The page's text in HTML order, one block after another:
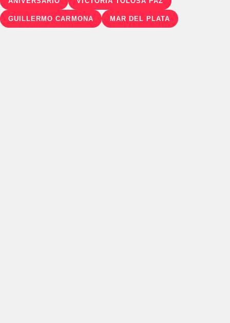
GUILLERMO CARMONA MAR DEL PLATA